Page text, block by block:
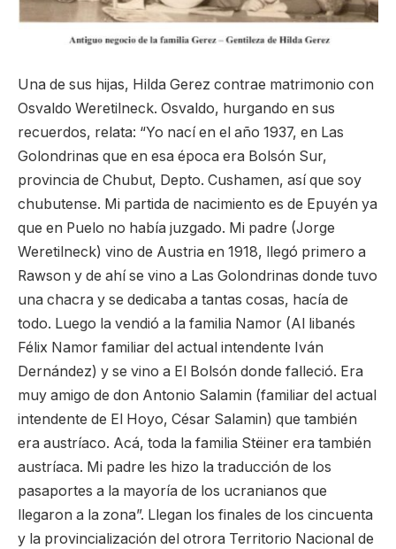
Una de sus hijas, Hilda Gerez contrae matrimonio con
Osvaldo Weretilneck. Osvaldo, hurgando en sus
recuerdos, relata: “Yo nací en el año 1937, en Las
Golondrinas que en esa época era Bolsón Sur,
provincia de Chubut, Depto. Cushamen, así que soy
chubutense. Mi partida de nacimiento es de Epuyén ya
que en Puelo no había juzgado. Mi padre (Jorge
Weretilneck) vino de Austria en 1918, llegó primero a
Rawson y de ahí se vino a Las Golondrinas donde tuvo
una chacra y se dedicaba a tantas cosas, hacía de
todo. Luego la vendió a la familia Namor (Al libanés
Félix Namor familiar del actual intendente Iván
Dernández) y se vino a El Bolsón donde falleció. Era
muy amigo de don Antonio Salamin (familiar del actual
intendente de El Hoyo, César Salamin) que también
era austríaco. Acá, toda la familia Stëiner era también
austríaca. Mi padre les hizo la traducción de los
pasaportes a la mayoría de los ucranianos que
llegaron a la zona”. Llegan los finales de los cincuenta
y la provincialización del otrora Territorio Nacional de